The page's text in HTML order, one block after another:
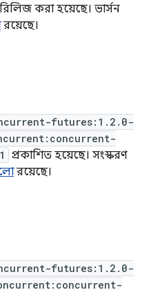
রিলিজ করা হয়েছে। ভার্সন
রয়েছে।
futures:1.2.0-
প্রকাশিত হয়েছে। সংস্করণ
রয়েছে।
futures:1.2.0-